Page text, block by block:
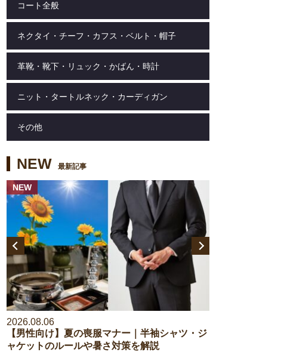
コート全般
ネクタイ・チーフ・カフス・ベルト・帽子
革靴・靴下・リュック・かばん・時計
ニット・タートルネック・カーディガン
その他
NEW 最新記事
NEW
2026.08.06
【男性向け】夏の喪服マナー｜半袖シャツ・ジ
ャケットのルールや暑さ対策を解説